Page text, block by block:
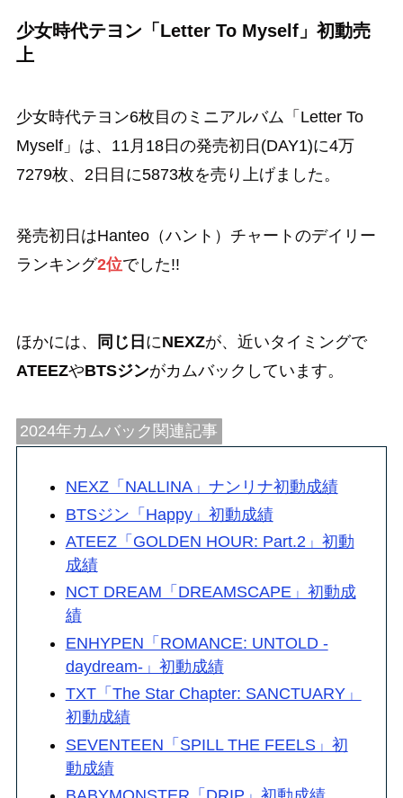
少女時代テヨン「Letter To Myself」初動売
上
少女時代テヨン6枚目のミニアルバム「Letter To
Myself」は、11月18日の発売初日(DAY1)に4万
7279枚、2日目に5873枚を売り上げました。
発売初日はHanteo（ハント）チャートのデイリー
ランキング2位でした!!
ほかには、 同じ日 にNEXZが、近いタイミングで
ATEEZやBTSジンがカムバックしています。
2024年カムバック関連記事
NEXZ「NALLINA」ナンリナ初動成績
BTSジン「Happy」初動成績
ATEEZ「GOLDEN HOUR: Part.2」初動
成績
NCT DREAM「DREAMSCAPE」初動成
績
ENHYPEN「ROMANCE: UNTOLD -
daydream-」初動成績
TXT「The Star Chapter: SANCTUARY」
初動成績
SEVENTEEN「SPILL THE FEELS」初
動成績